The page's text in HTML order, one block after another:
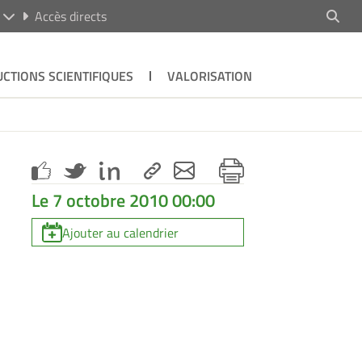
Accès directs
SCIENTIFIQUES VALORISATION
Le 7 octobre 2010 00:00
Ajouter au calendrier